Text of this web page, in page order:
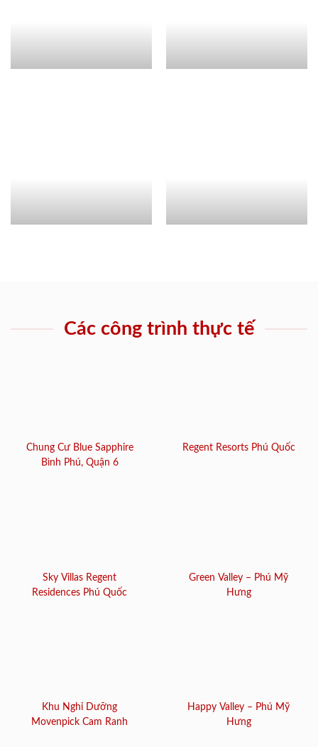
Các công trình thực tế
Chung Cư Blue Sapphire
Bình Phú, Quận 6
Regent Resorts Phú Quốc
Sky Villas Regent
Residences Phú Quốc
Green Valley – Phú Mỹ
Hưng
Khu Nghỉ Dưỡng
Movenpick Cam Ranh
Happy Valley – Phú Mỹ
Hưng